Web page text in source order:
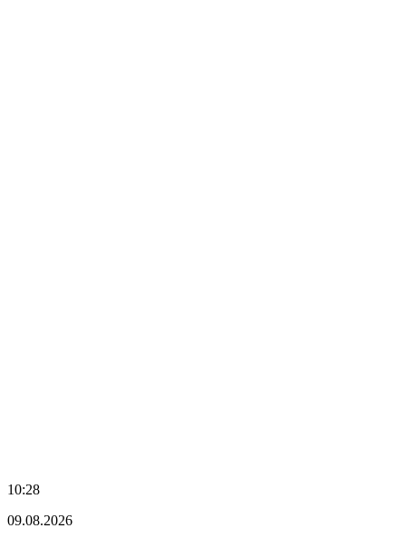
10:28
09.08.2026